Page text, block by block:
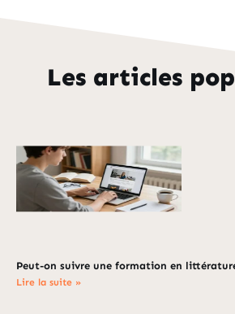
Les articles
Peut-on suivre une formation en
Lire la suite »